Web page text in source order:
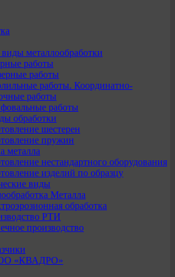
металлообработки
работы
работы
работы. Координатно-
работы
работы
обработки
шестерен
пружин
металла
нестандартного оборудования
изделий по образцу
виды
Металла
обработка
РТИ
производство
«КВАДРО»